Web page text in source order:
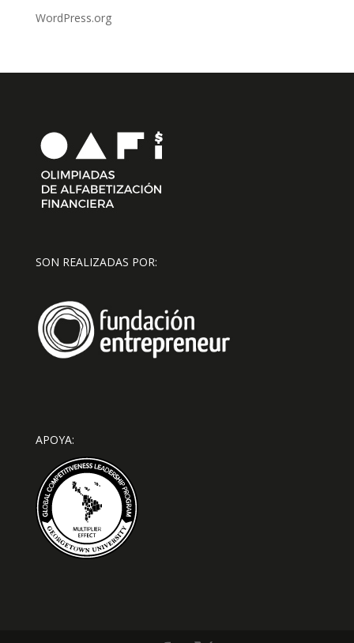
WordPress.org
SON REALIZADAS POR:
APOYA: